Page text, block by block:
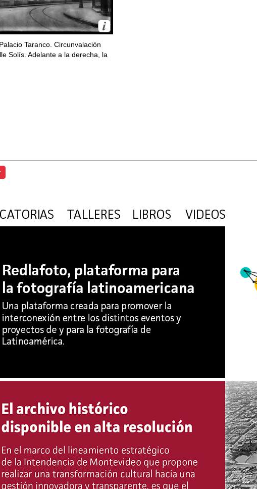
Palacio Taranco. Circunvalación
Solís. Adelante a la derecha, la